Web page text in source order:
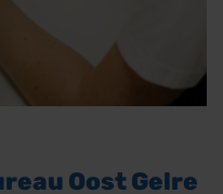
Oost Gelre